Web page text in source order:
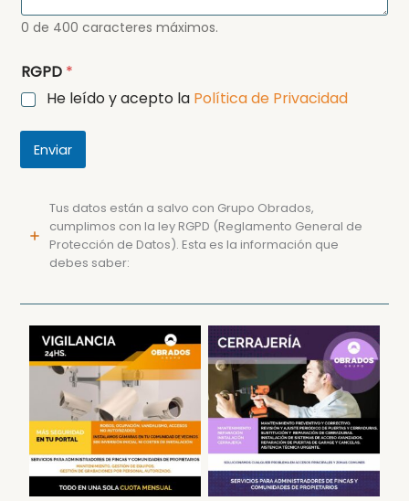
0 de 400 caracteres máximos.
RGPD *
He leído y acepto la Política de Privacidad
Enviar
Tus datos están a salvo con Grupo Obrados,
cumplimos con la ley RGPD (Reglamento General de
Protección de Datos). Esta es la información que
debes saber:
Cámaras en Portales Cerrajería